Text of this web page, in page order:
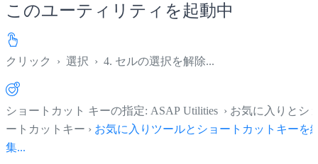
このユーティリティを起動中
クリック › 選択 › 4. セルの選択を解除...
ショートカット キーの指定: ASAP Utilities › お気に入りとシ
ートカットキー › お気に入りツールとショートカットキーを
集...